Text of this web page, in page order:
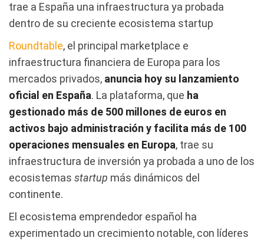
trae a España una infraestructura ya probada
dentro de su creciente ecosistema startup
Roundtable, el principal marketplace e
infraestructura financiera de Europa para los
mercados privados, anuncia hoy su lanzamiento
oficial en España. La plataforma, que ha
gestionado más de 500 millones de euros en
activos bajo administración y facilita más de 100
operaciones mensuales en Europa, trae su
infraestructura de inversión ya probada a uno de los
ecosistemas startup más dinámicos del
continente.
El ecosistema emprendedor español ha
experimentado un crecimiento notable, con líderes